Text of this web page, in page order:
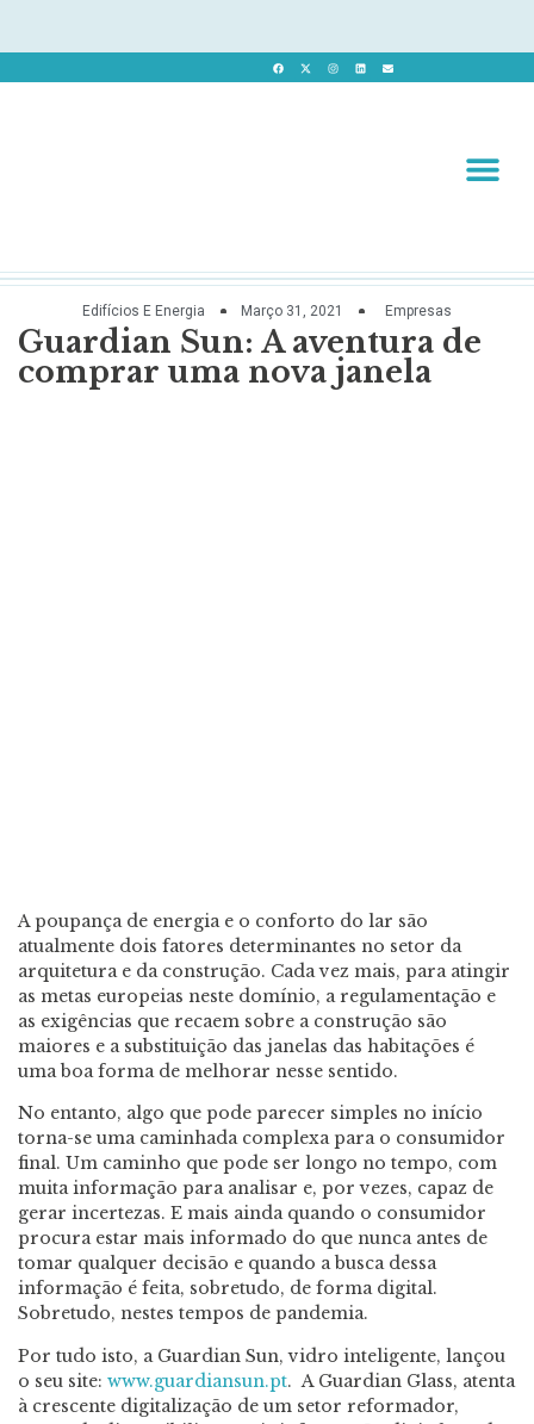
Edifícios E Energia Março 31, 2021 Empresas
Guardian Sun: A aventura de
comprar uma nova janela
A poupança de energia e o conforto do lar são
atualmente dois fatores determinantes no setor da
arquitetura e da construção. Cada vez mais, para atingir
as metas europeias neste domínio, a regulamentação e
as exigências que recaem sobre a construção são
maiores e a substituição das janelas das habitações é
uma boa forma de melhorar nesse sentido.
No entanto, algo que pode parecer simples no início
torna-se uma caminhada complexa para o consumidor
final. Um caminho que pode ser longo no tempo, com
muita informação para analisar e, por vezes, capaz de
gerar incertezas. E mais ainda quando o consumidor
procura estar mais informado do que nunca antes de
tomar qualquer decisão e quando a busca dessa
informação é feita, sobretudo, de forma digital.
Sobretudo, nestes tempos de pandemia.
Por tudo isto, a Guardian Sun, vidro inteligente, lançou
o seu site: www.guardiansun.pt. A Guardian Glass, atenta
à crescente digitalização de um setor reformador,